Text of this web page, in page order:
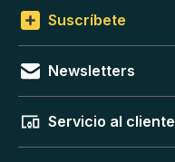
Suscríbete
Newsletters
Servicio al cliente